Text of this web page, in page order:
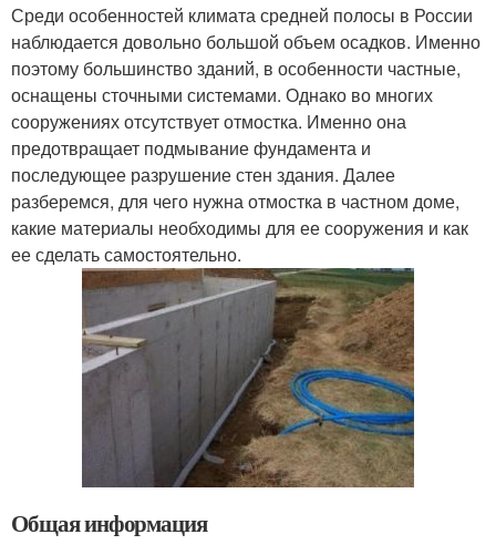
Среди особенностей климата средней полосы в России
наблюдается довольно большой объем осадков. Именно
поэтому большинство зданий, в особенности частные,
оснащены сточными системами. Однако во многих
сооружениях отсутствует отмостка. Именно она
предотвращает подмывание фундамента и
последующее разрушение стен здания. Далее
разберемся, для чего нужна отмостка в частном доме,
какие материалы необходимы для ее сооружения и как
ее сделать самостоятельно.
Общая информация